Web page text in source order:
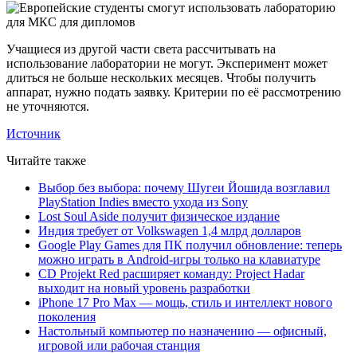
Учащиеся из другой части света рассчитывать на
использование лаборатории не могут. Эксперимент может
длиться не больше нескольких месяцев. Чтобы получить
аппарат, нужно подать заявку. Критерии по её рассмотрению
не уточняются.
Источник
Читайте также
Выбор без выбора: почему Шугеи Йошида возглавил
PlayStation Indies вместо ухода из Sony
Lost Soul Aside получит физическое издание
Индия требует от Volkswagen 1,4 млрд долларов
Google Play Games для ПК получил обновление: теперь
можно играть в Android-игры только на клавиатуре
CD Projekt Red расширяет команду: Project Hadar
выходит на новый уровень разработки
iPhone 17 Pro Max — мощь, стиль и интеллект нового
поколения
Настольный компьютер по назначению — офисный,
игровой или рабочая станция